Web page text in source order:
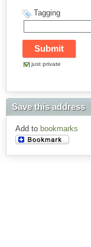
Tagging
just private
Save this address
Add to bookmarks